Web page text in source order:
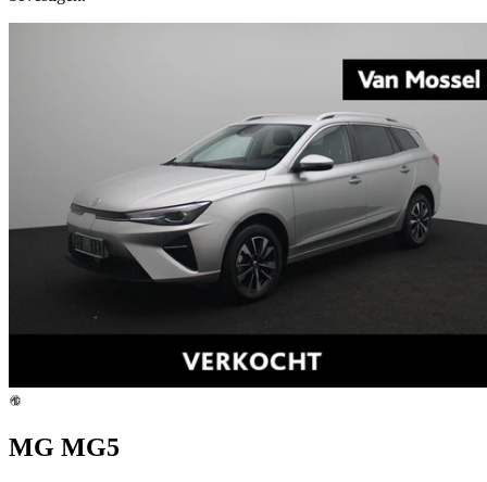
MG MG5